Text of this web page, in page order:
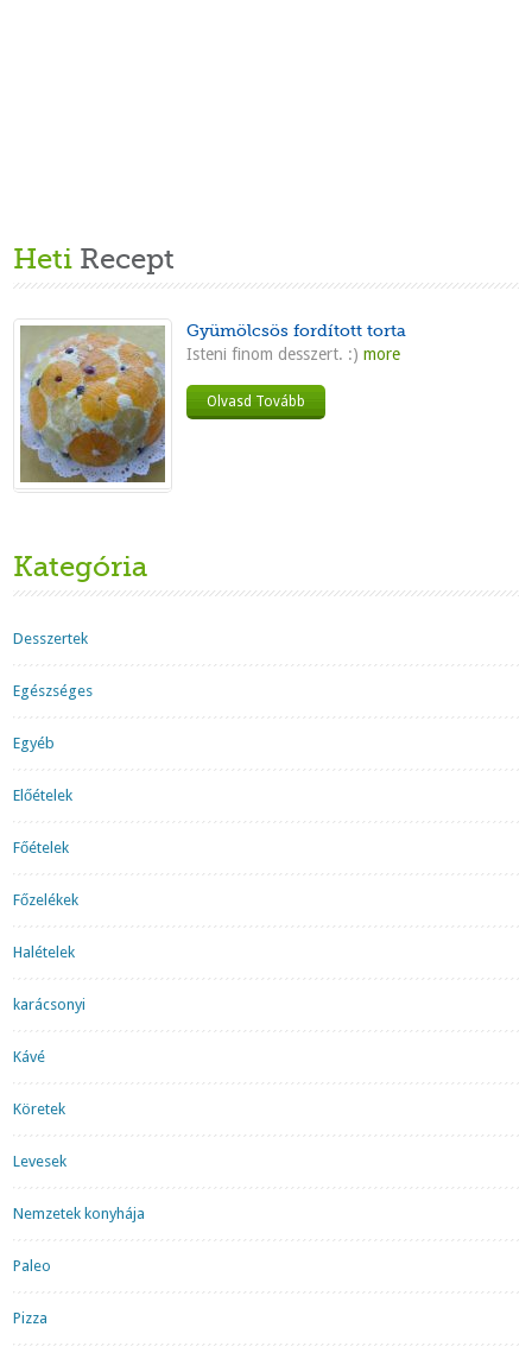
Heti Recept
Gyümölcsös fordított torta
Isteni finom desszert. :) more
Olvasd Tovább
Kategória
Desszertek
Egészséges
Egyéb
Előételek
Főételek
Főzelékek
Halételek
karácsonyi
Kávé
Köretek
Levesek
Nemzetek konyhája
Paleo
Pizza